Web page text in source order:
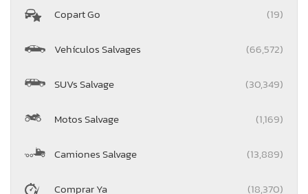
Copart Go (19)
Vehículos Salvages (66,572)
SUVs Salvage (30,349)
Motos Salvage (1,169)
Camiones Salvage (13,889)
Comprar Ya (18,370)